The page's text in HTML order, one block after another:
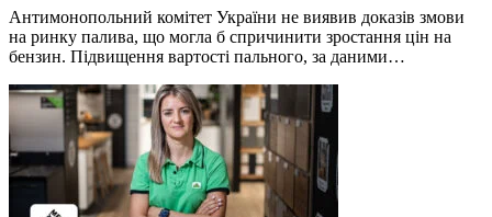
Антимонопольний комітет України не виявив доказів змови
на ринку палива, що могла б спричинити зростання цін на
бензин. Підвищення вартості пального, за даними…